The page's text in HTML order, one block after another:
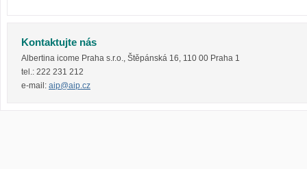
Kontaktujte nás
Albertina icome Praha s.r.o., Štěpánská 16, 110 00 Praha 1
tel.: 222 231 212
e-mail: aip@aip.cz